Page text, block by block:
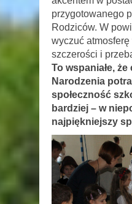
przygotowanego
Rodziców. W
wyczuć
szczerości i
To wspaniałe,
Narodzenia
społeczność
bardziej – w
najpiękniejszy